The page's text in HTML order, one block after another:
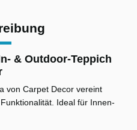
& Outdoor-Teppich
von Carpet Decor vereint
Ideal für Innen-